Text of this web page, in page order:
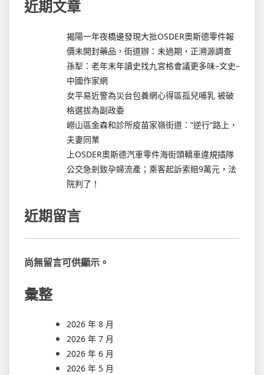
近期文章
揭陽一年夜橋邊發現大批OSDER奧斯德零件報
價未開封藥品，街道辦：未過期，正溯源調查
孫犁：老年末年讀史找九宮格會議更多味–文史–
中國作家網
女平易近警為災台包養網心得區孤兒哺乳 被破
格選拔為副政委
嶗山區金森和診所疫苗家嶺街道：“逆行”路上，
夫妻同業
上OSDER奧斯德汽車零件海街頭轎車違規插隊
公交急剎致孕婦流產；乘客起訴索賠9萬元，法
院判了！
近期留言
尚無留言可供顯示。
彙整
2026 年 8 月
2026 年 7 月
2026 年 6 月
2026 年 5 月